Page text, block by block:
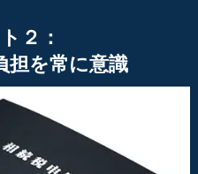
２：
担を常に意識